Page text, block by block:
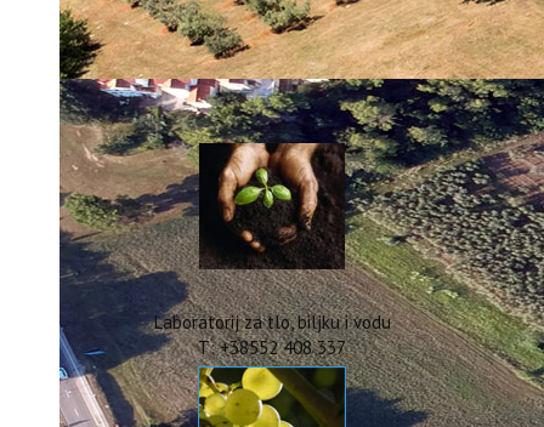
WINTERMED
CASTWATER
INHERIT
CONSUMLESS PLUS
IstraOILFest
ARHIVA PROJEKATA
IstraECOinclusive
Izdavačka djelatnost
Izbor u znanstvena zvanja
Dokumenti
Statut
Strategija
CIP
Pravo na pristup informacijama
Zaštita osobnih podataka
Godišnji izvještaj
Laboratorij za tlo, biljku i vodu
T: +38552 408 337